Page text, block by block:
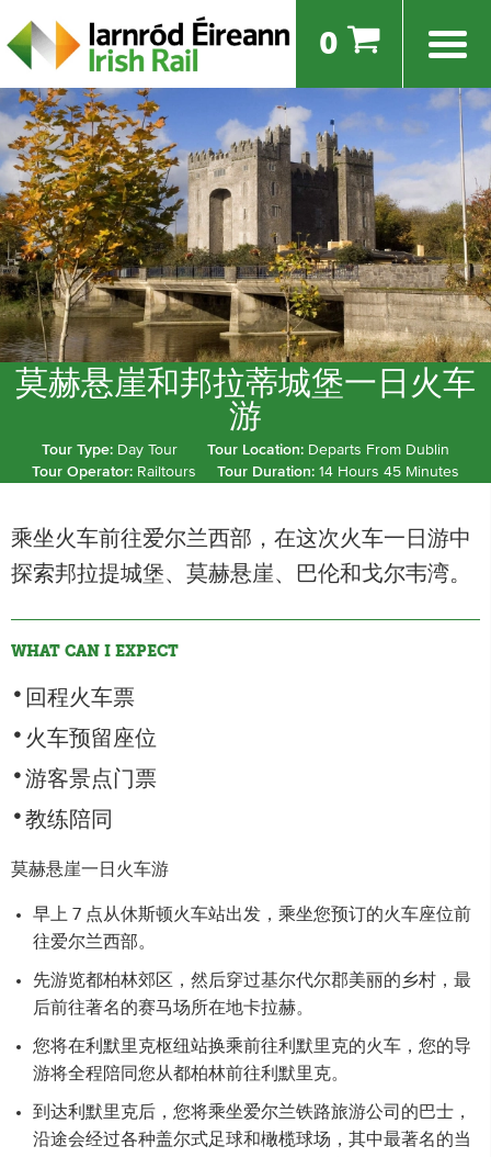
0
莫赫悬崖和邦拉蒂城堡一日火车
游
Tour Type: Day Tour Tour Location: Departs From Dublin
Tour Operator: Railtours Tour Duration: 14 Hours 45 Minutes
乘坐火车前往爱尔兰西部，在这次火车一日游中
探索邦拉提城堡、莫赫悬崖、巴伦和戈尔韦湾。
WHAT CAN I EXPECT
回程火车票
火车预留座位
游客景点门票
教练陪同
莫赫悬崖一日火车游
早上 7 点从休斯顿火车站出发，乘坐您预订的火车座位前
往爱尔兰西部。
先游览都柏林郊区，然后穿过基尔代尔郡美丽的乡村，最
后前往著名的赛马场所在地卡拉赫。
您将在利默里克枢纽站换乘前往利默里克的火车，您的导
游将全程陪同您从都柏林前往利默里克。
到达利默里克后，您将乘坐爱尔兰铁路旅游公司的巴士，
沿途会经过各种盖尔式足球和橄榄球场，其中最著名的当